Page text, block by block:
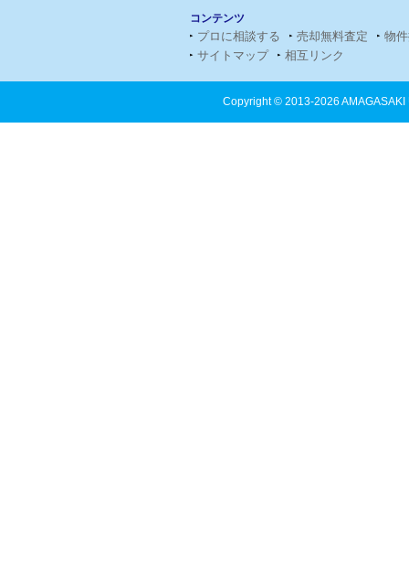
コンテンツ
プロに相談する 売却無料査定
物
サイトマップ
相互リンク
Copyright © 2013-2026 AMAGASAKI